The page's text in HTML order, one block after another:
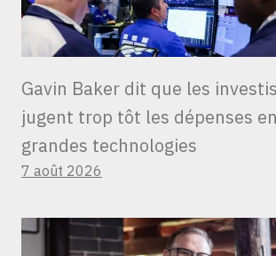
Gavin Baker dit que les
jugent trop tôt les dépenses
grandes technologies
7 août 2026